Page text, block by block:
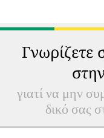
γιατί να μην
δικό σας